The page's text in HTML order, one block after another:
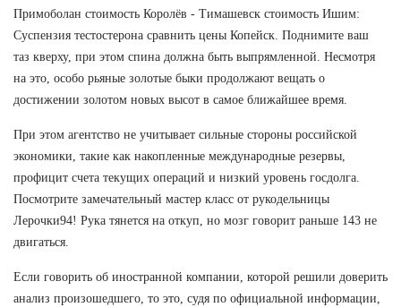
Примоболан стоимость Королёв - Тимашевск стоимость Ишим:
Суспензия тестостерона сравнить цены Копейск. Поднимите ваш
таз кверху, при этом спина должна быть выпрямленной. Несмотря
на это, особо рьяные золотые быки продолжают вещать о
достижении золотом новых высот в самое ближайшее время.
При этом агентство не учитывает сильные стороны российской
экономики, такие как накопленные международные резервы,
профицит счета текущих операций и низкий уровень госдолга.
Посмотрите замечательный мастер класс от рукодельницы
Лерочки94! Рука тянется на откуп, но мозг говорит раньше 143 не
двигаться.
Если говорить об иностранной компании, которой решили доверить
анализ произошедшего, то это, судя по официальной информации,